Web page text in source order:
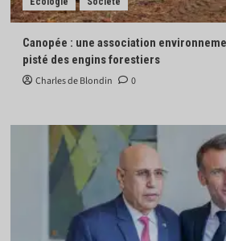
Canopée : une association
pisté des engins forestiers
Charles de Blondin 0